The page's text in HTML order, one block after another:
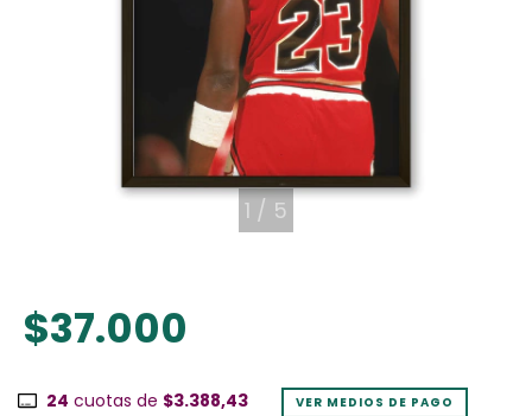
1 / 5
$37.000
24 cuotas de $3.388,43 VER MEDIOS DE PAGO